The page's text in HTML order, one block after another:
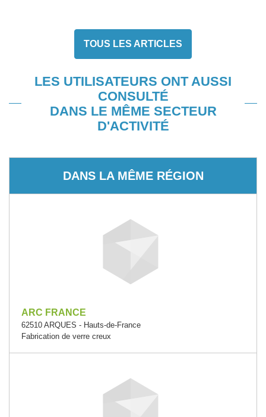
TOUS LES ARTICLES
LES UTILISATEURS ONT AUSSI
CONSULTÉ
DANS LE MÊME SECTEUR
D'ACTIVITÉ
DANS LA MÊME RÉGION
ARC FRANCE
62510 ARQUES - Hauts-de-France
Fabrication de verre creux